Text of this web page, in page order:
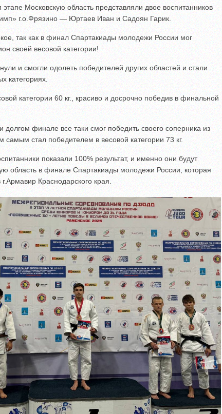
Московскую область представляли двое воспитанников
г.о.Фрязино — Юртаев Иван и Садоян Гарик.
так как в финал Спартакиады молодежи России мог
своей весовой категории!
и смогли одолеть победителей других областей и стали
категориях.
категории 60 кг., красиво и досрочно победив в финальной
долгом финале все таки смог победить своего соперника из
самым стал победителем в весовой категории 73 кг.
показали 100% результат, и именно они будут
область в финале Спартакиады молодежи России, которая
Краснодарского края.